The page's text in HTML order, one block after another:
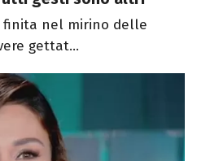
finita nel mirino delle
gettat...